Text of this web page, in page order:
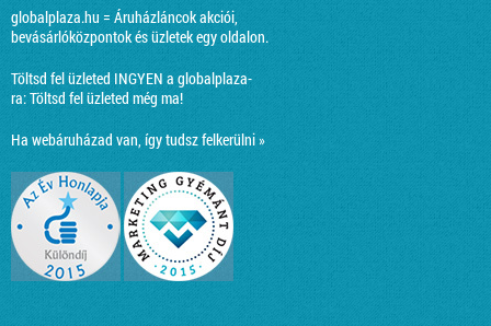
globalplaza.hu = Áruházláncok akciói,
bevásárlóközpontok és üzletek egy oldalon.
Töltsd fel üzleted INGYEN a globalplaza-
ra:Töltsd fel üzleted még ma!
Ha webáruházad van, így tudsz felkerülni »